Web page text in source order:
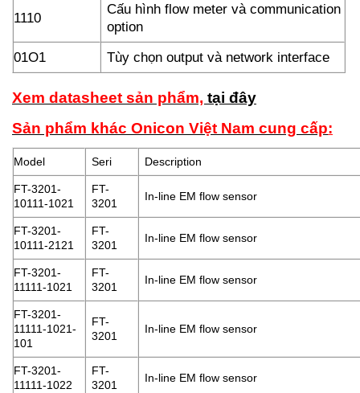
1110
Cấu hình flow meter và communication
option
01O1
Tùy chọn output và network interface
Xem datasheet sản phẩm, tại đây
Sản phẩm khác Onicon Việt Nam cung cấp:
Model Seri Description
FT-3201-
10111-1021
FT-
3201
In-line EM flow sensor
FT-3201-
10111-2121
FT-
3201
In-line EM flow sensor
FT-3201-
11111-1021
FT-
3201
In-line EM flow sensor
FT-3201-
11111-1021-
101
FT-
3201
In-line EM flow sensor
FT-3201-
11111-1022
FT-
3201
In-line EM flow sensor